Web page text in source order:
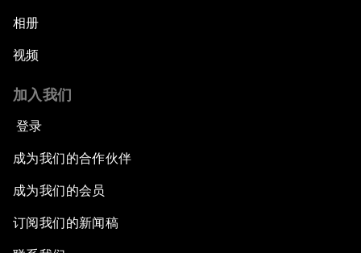
相册
视频
加入我们
登录
成为我们的合作伙伴
成为我们的会员
订阅我们的新闻稿